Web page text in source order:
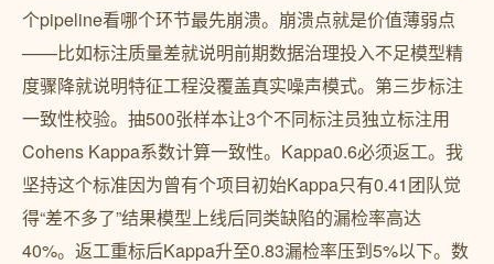
个pipeline看哪个环节最先崩溃。崩溃点就是价值薄弱点
——比如标注质量差就说明前期数据治理投入不足模型精
度骤降就说明特征工程没覆盖真实噪声模式。第三步标注
一致性校验。抽500张样本让3个不同标注员独立标注用
Cohens Kappa系数计算一致性。Kappa0.6必须返工。我
坚持这个标准因为曾有个项目初始Kappa只有0.41团队觉
得“差不多了”结果模型上线后同类缺陷的漏检率高达
40%。返工重标后Kappa升至0.83漏检率压到5%以下。数